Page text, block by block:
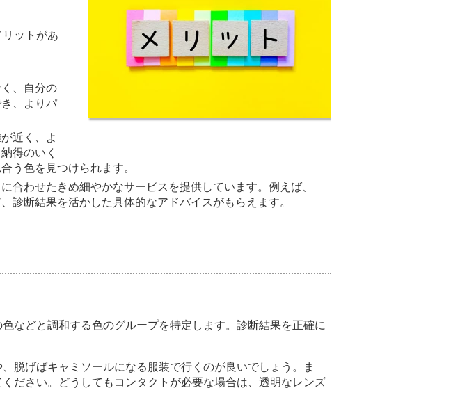
ットがあ
、自分の
、よりパ
近く、よ
得のいく
う色を見つけられます。
合わせたきめ細やかなサービスを提供しています。例えば、
診断結果を活かした具体的なアドバイスがもらえます。
などと調和する色のグループを特定します。診断結果を正確に
脱げばキャミソールになる服装で行くのが良いでしょう。ま
ださい。どうしてもコンタクトが必要な場合は、透明なレンズ